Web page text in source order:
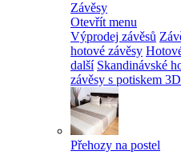
Závěsy
Otevřít menu
Výprodej závěsů
hotové závěsy
další Skandinávské
závěsy s potiskem 3D
Přehozy na postel